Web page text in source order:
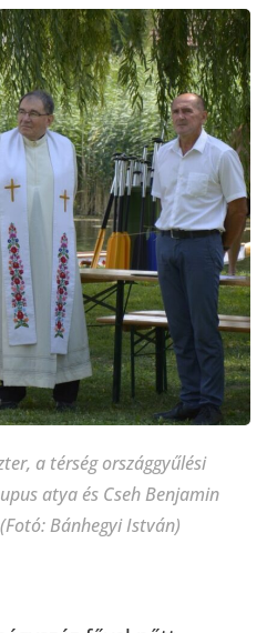
a térség országgyűlési
atya és Cseh Benjamin
Bánhegyi István)